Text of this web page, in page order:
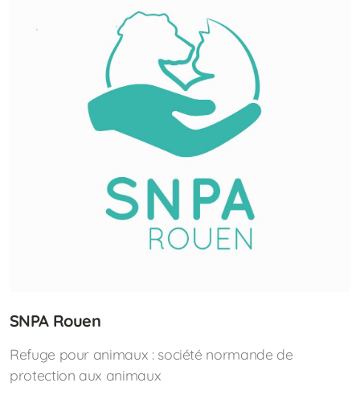
SNPA Rouen
Refuge pour animaux : société normande de
protection aux animaux